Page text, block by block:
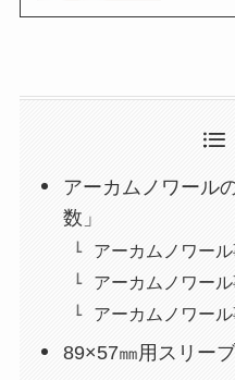
アーカムノワール
数」
アーカムノワール
アーカムノワール
アーカムノワール
89×57㎜用スリー